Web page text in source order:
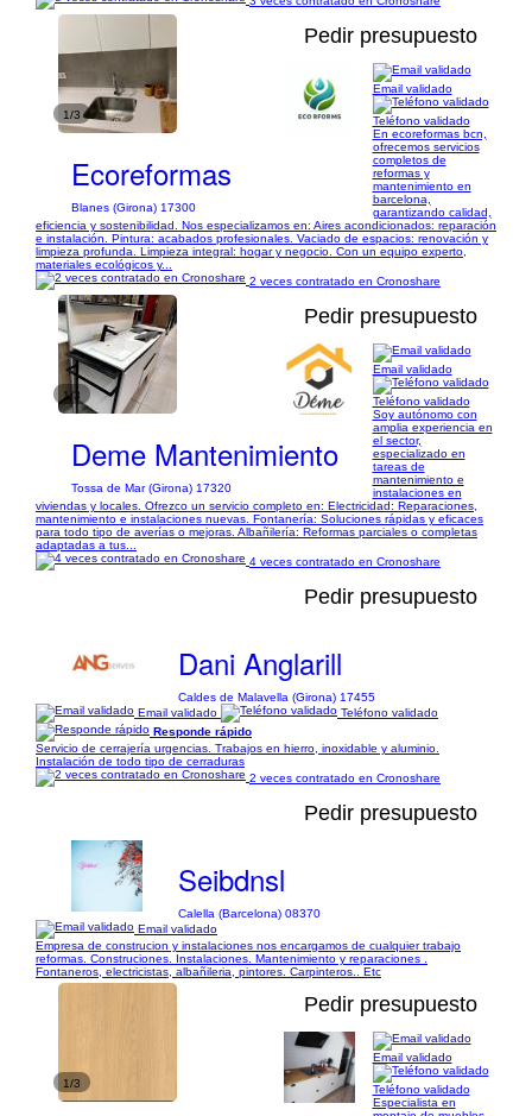
1/3
Pedir presupuesto
Ecoreformas
Blanes (Girona) 17300
Email validado
Teléfono validado
En ecoreformas bcn,
ofrecemos servicios
completos de
reformas y
mantenimiento en
barcelona,
garantizando calidad,
eficiencia y sostenibilidad. Nos especializamos en: Aires acondicionados: reparación
e instalación. Pintura: acabados profesionales. Vaciado de espacios: renovación y
limpieza profunda. Limpieza integral: hogar y negocio. Con un equipo experto,
materiales ecológicos y...
2 veces contratado en Cronoshare
1/3
Pedir presupuesto
Deme Mantenimiento
Tossa de Mar (Girona) 17320
Email validado
Teléfono validado
Soy autónomo con
amplia experiencia en
el sector,
especializado en
tareas de
mantenimiento e
instalaciones en
viviendas y locales. Ofrezco un servicio completo en: Electricidad: Reparaciones,
mantenimiento e instalaciones nuevas. Fontanería: Soluciones rápidas y eficaces
para todo tipo de averías o mejoras. Albañilería: Reformas parciales o completas
adaptadas a tus...
4 veces contratado en Cronoshare
Pedir presupuesto
Dani Anglarill
Caldes de Malavella (Girona) 17455
Email validado
Teléfono validado
Responde rápido
Servicio de cerrajería urgencias. Trabajos en hierro, inoxidable y aluminio.
Instalación de todo tipo de cerraduras
2 veces contratado en Cronoshare
Pedir presupuesto
Seibdnsl
Calella (Barcelona) 08370
Email validado
Empresa de construcion y instalaciones nos encargamos de cualquier trabajo
reformas. Construciones. Instalaciones. Mantenimiento y reparaciones .
Fontaneros, electricistas, albañileria, pintores. Carpinteros.. Etc
1/3
Pedir presupuesto
Email validado
Teléfono validado
Especialista en